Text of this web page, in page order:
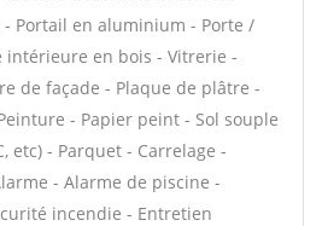
Portail en aluminium - Porte /
intérieure en bois - Vitrerie -
de façade - Plaque de plâtre -
- Papier peint - Sol souple
etc) - Parquet - Carrelage -
- Alarme de piscine -
incendie - Entretien